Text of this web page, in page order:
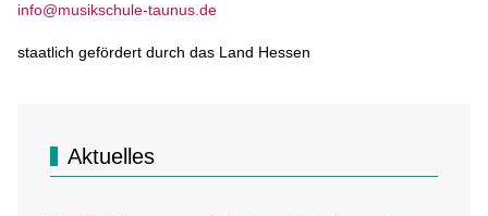
info@musikschule-taunus.de
staatlich gefördert durch das Land Hessen
Aktuelles